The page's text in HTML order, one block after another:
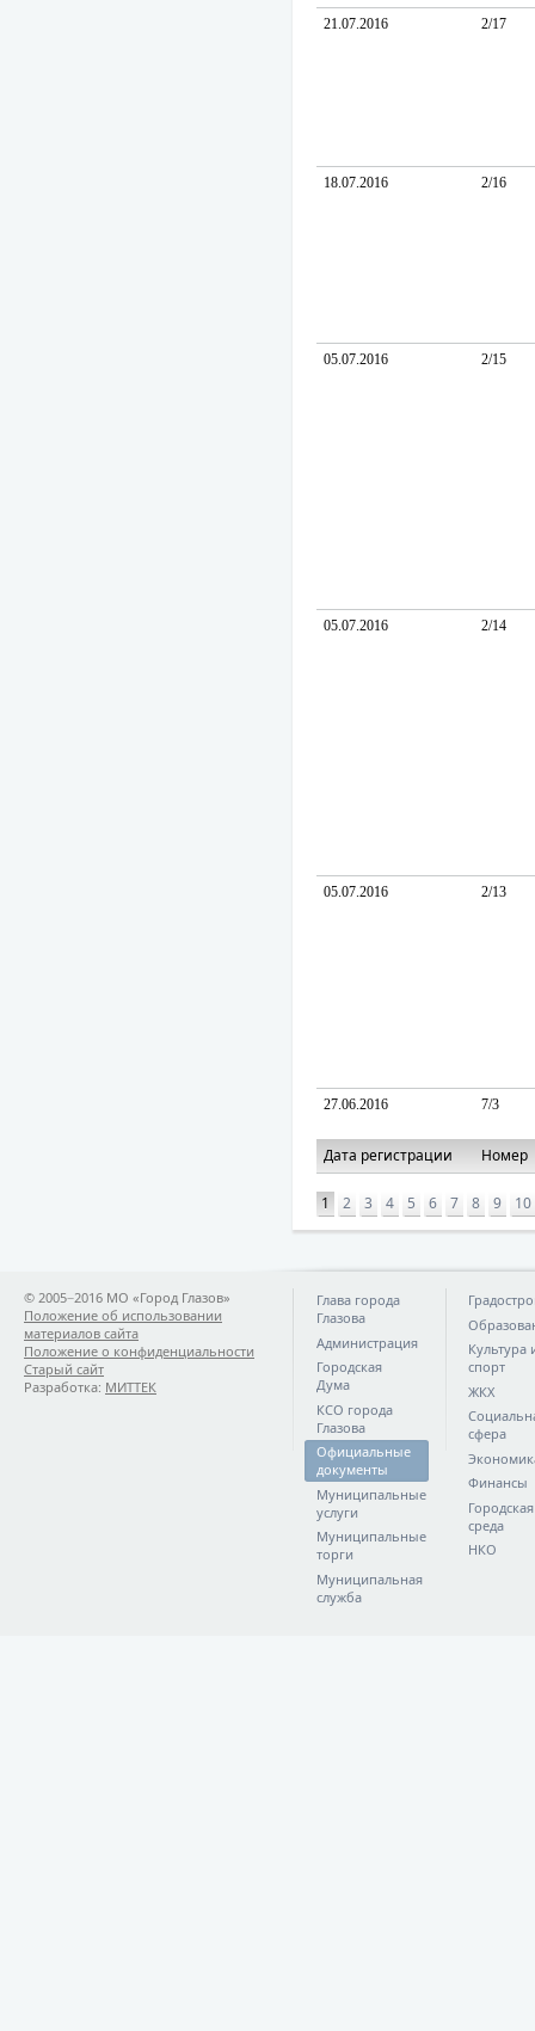
21.07.2016 2/17
18.07.2016 2/16
05.07.2016 2/15
05.07.2016 2/14
05.07.2016 2/13
27.06.2016 7/3
Дата регистрации Номер
1 2 3 4 5 6 7 8 9 10
© 2005−2016 МО «Город Глазов»
Положение об использовании
материалов сайта
Положение о конфиденциальности
Старый сайт
Разработка: МИТТЕК
Глава города
Глазова
Администрация
Городская
Дума
КСО города
Глазова
Официальные
документы
Муниципальные
услуги
Муниципальные
торги
Муниципальная
служба
Культура
спорт
ЖКХ
сфера
Финансы
Городская
среда
НКО